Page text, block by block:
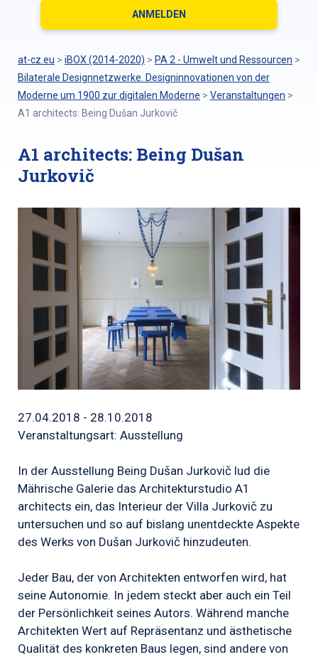
at-cz.eu > iBOX (2014-2020) > PA 2 - Umwelt und Ressourcen >
Bilaterale Designnetzwerke. Designinnovationen von der
Moderne um 1900 zur digitalen Moderne > Veranstaltungen >
A1 architects: Being Dušan Jurkovič
A1 architects: Being Dušan
Jurkovič
27.04.2018 - 28.10.2018
Veranstaltungsart: Ausstellung
In der Ausstellung Being Dušan Jurkovič lud die
Mährische Galerie das Architekturstudio A1
architects ein, das Interieur der Villa Jurkovič zu
untersuchen und so auf bislang unentdeckte Aspekte
des Werks von Dušan Jurkovič hinzudeuten.
Jeder Bau, der von Architekten entworfen wird, hat
seine Autonomie. In jedem steckt aber auch ein Teil
der Persönlichkeit seines Autors. Während manche
Architekten Wert auf Repräsentanz und ästhetische
Qualität des konkreten Baus legen, sind andere von